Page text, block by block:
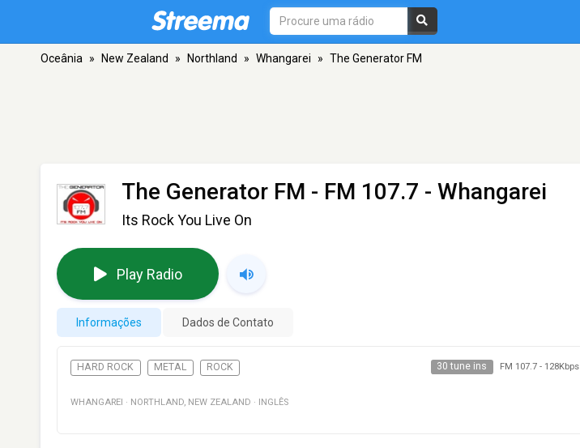
Oceânia » New Zealand » Northland » Whangarei » The Generator FM
The Generator FM - FM 107.7 - Whangarei
Its Rock You Live On
Play Radio
Informações Dados de Contato
HARD ROCK METAL ROCK 30 tune ins FM 107.7- 128Kbps
WHANGAREI · NORTHLAND, NEW ZEALAND · INGLÊS